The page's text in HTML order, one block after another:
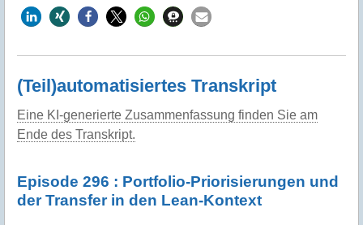
(Teil)automatisiertes Transkript
Eine KI-generierte Zusammenfassung finden Sie am
Ende des Transkript.
Episode 296 : Portfolio-Priorisierungen und
der Transfer in den Lean-Kontext